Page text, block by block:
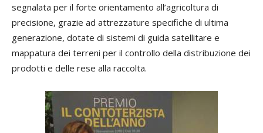
segnalata per il forte orientamento all’agricoltura di
precisione, grazie ad attrezzature specifiche di ultima
generazione, dotate di sistemi di guida satellitare e
mappatura dei terreni per il controllo della distribuzione dei
prodotti e delle rese alla raccolta.